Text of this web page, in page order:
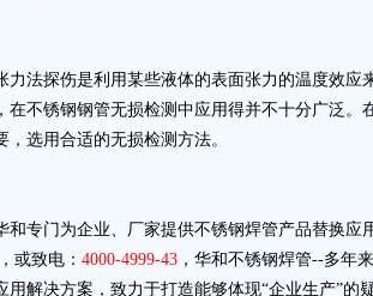
法探伤是利用某些液体的表面张力的温度效应
在不锈钢钢管无损检测中应用得并不十分广泛。
，选用合适的无损检测方法。
专门为企业、厂家提供不锈钢焊管产品替换应
或致电： 4000-4999-43 ，华和不锈钢焊管--多年
用解决方案，致力于打造能够体现“企业生产”的